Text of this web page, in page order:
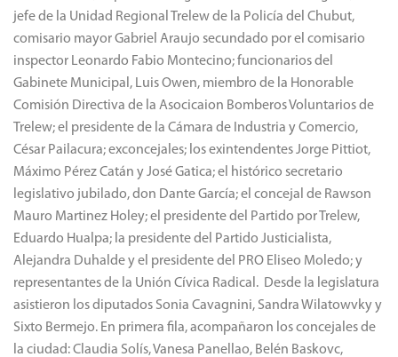
jefe de la Unidad Regional Trelew de la Policía del Chubut,
comisario mayor Gabriel Araujo secundado por el comisario
inspector Leonardo Fabio Montecino; funcionarios del
Gabinete Municipal, Luis Owen, miembro de la Honorable
Comisión Directiva de la Asocicaion Bomberos Voluntarios de
Trelew; el presidente de la Cámara de Industria y Comercio,
César Pailacura; exconcejales; los exintendentes Jorge Pittiot,
Máximo Pérez Catán y José Gatica; el histórico secretario
legislativo jubilado, don Dante García; el concejal de Rawson
Mauro Martinez Holey; el presidente del Partido por Trelew,
Eduardo Hualpa; la presidente del Partido Justicialista,
Alejandra Duhalde y el presidente del PRO Eliseo Moledo; y
representantes de la Unión Cívica Radical. Desde la legislatura
asistieron los diputados Sonia Cavagnini, Sandra Wilatowvky y
Sixto Bermejo. En primera fila, acompañaron los concejales de
la ciudad: Claudia Solís, Vanesa Panellao, Belén Baskovc,